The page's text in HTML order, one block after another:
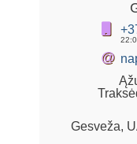
@
Gesveža,